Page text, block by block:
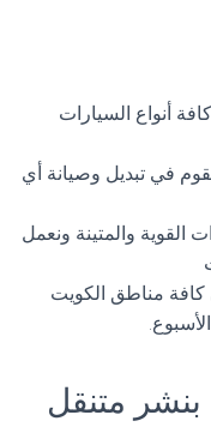
أنواع السيارات
في تبديل وصيانة أي
القوية والمتينة ونعمل
كافة مناطق الكويت
متنقل